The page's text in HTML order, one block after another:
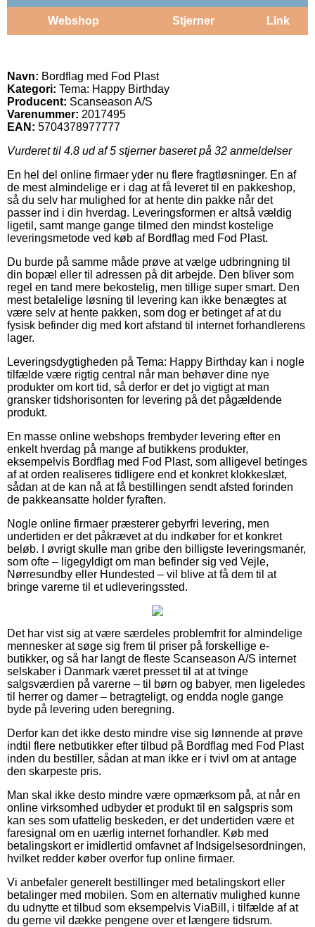
Webshop Stjerner Link
Navn: Bordflag med Fod Plast
Kategori: Tema: Happy Birthday
Producent: Scanseason A/S
Varenummer: 2017495
EAN: 5704378977777
Vurderet til 4.8 ud af 5 stjerner baseret på 32 anmeldelser
En hel del online firmaer yder nu flere fragtløsninger. En af
de mest almindelige er i dag at få leveret til en pakkeshop,
så du selv har mulighed for at hente din pakke når det
passer ind i din hverdag. Leveringsformen er altså vældig
ligetil, samt mange gange tilmed den mindst kostelige
leveringsmetode ved køb af Bordflag med Fod Plast.
Du burde på samme måde prøve at vælge udbringning til
din bopæl eller til adressen på dit arbejde. Den bliver som
regel en tand mere bekostelig, men tillige super smart. Den
mest betalelige løsning til levering kan ikke benægtes at
være selv at hente pakken, som dog er betinget af at du
fysisk befinder dig med kort afstand til internet forhandlerens
lager.
Leveringsdygtigheden på Tema: Happy Birthday kan i nogle
tilfælde være rigtig central når man behøver dine nye
produkter om kort tid, så derfor er det jo vigtigt at man
gransker tidshorisonten for levering på det pågældende
produkt.
En masse online webshops frembyder levering efter en
enkelt hverdag på mange af butikkens produkter,
eksempelvis Bordflag med Fod Plast, som alligevel betinges
af at orden realiseres tidligere end et konkret klokkeslæt,
sådan at de kan nå at få bestillingen sendt afsted forinden
de pakkeansatte holder fyraften.
Nogle online firmaer præsterer gebyrfri levering, men
undertiden er det påkrævet at du indkøber for et konkret
beløb. I øvrigt skulle man gribe den billigste leveringsmanér,
som ofte – ligegyldigt om man befinder sig ved Vejle,
Nørresundby eller Hundested – vil blive at få dem til at
bringe varerne til et udleveringssted.
Det har vist sig at være særdeles problemfrit for almindelige
mennesker at søge sig frem til priser på forskellige e-
butikker, og så har langt de fleste Scanseason A/S internet
selskaber i Danmark været presset til at at tvinge
salgsværdien på varerne – til børn og babyer, men ligeledes
til herrer og damer – betragteligt, og endda nogle gange
byde på levering uden beregning.
Derfor kan det ikke desto mindre vise sig lønnende at prøve
indtil flere netbutikker efter tilbud på Bordflag med Fod Plast
inden du bestiller, sådan at man ikke er i tvivl om at antage
den skarpeste pris.
Man skal ikke desto mindre være opmærksom på, at når en
online virksomhed udbyder et produkt til en salgspris som
kan ses som ufattelig beskeden, er det undertiden være et
faresignal om en uærlig internet forhandler. Køb med
betalingskort er imidlertid omfavnet af Indsigelsesordningen,
hvilket redder køber overfor fup online firmaer.
Vi anbefaler generelt bestillinger med betalingskort eller
betalinger med mobilen. Som en alternativ mulighed kunne
du udnytte et tilbud som eksempelvis ViaBill, i tilfælde af at
du gerne vil dække pengene over et længere tidsrum.